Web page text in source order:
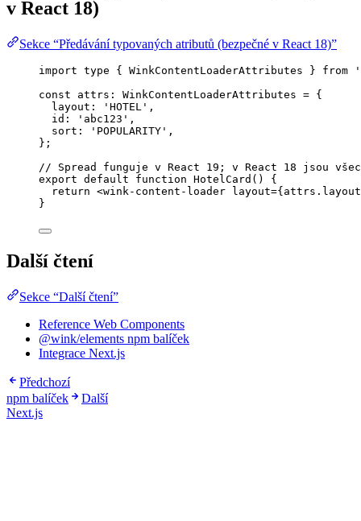
v React 18)
Sekce “Předávání typovaných atributů (bezpečné v React 18)”
import type { WinkContentLoaderAttributes } from
'
const attrs : WinkContentLoaderAttributes = {
layout:
' HOTEL ' ,
id:
' abc123 ' ,
sort:
' POPULARITY ' ,
} ;
// Spread funguje v React 19; v React 18 jsou
export default function HotelCard ()
{
return <wink-content-loader layout={ attrs . layout
}
Další čtení
Sekce “Další čtení”
Reference Web Components
@wink/elements npm balíček
Integrace Next.js
Předchozí
npm balíček
Další
Next.js